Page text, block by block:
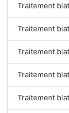
Traitement
Traitement
Traitement
Traitement
Traitement